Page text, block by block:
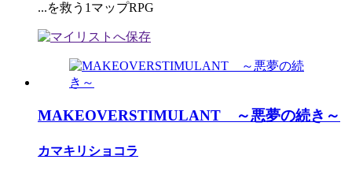
...を救う1マップRPG
MAKEOVERSTIMULANT ～悪夢の続き～
カマキリショコラ